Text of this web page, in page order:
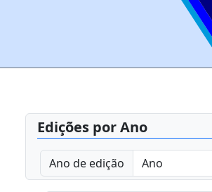
Edições por Ano
Ano de edição